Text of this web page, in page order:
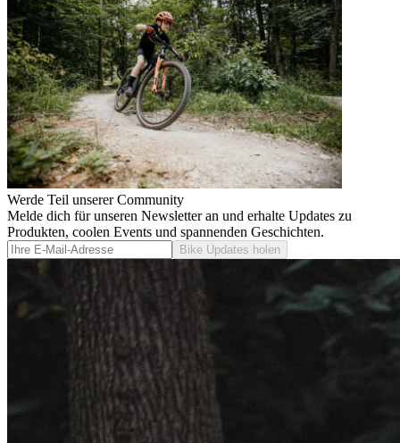
Werde Teil unserer Community
Melde dich für unseren Newsletter an und erhalte Updates zu
Produkten, coolen Events und spannenden Geschichten.
Bike Updates holen